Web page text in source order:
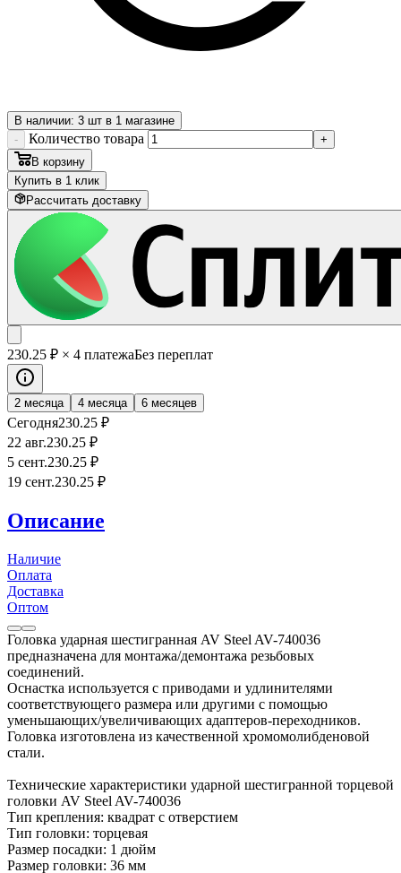
В наличии: 3 шт в 1 магазине
-
Количество товара
+
В корзину
Купить в 1 клик
Рассчитать доставку
230.25 ₽ × 4 платежаБез переплат
2 месяца 4 месяца 6 месяцев
Сегодня230.25 ₽
22 авг.230.25 ₽
5 сент.230.25 ₽
19 сент.230.25 ₽
Описание
Наличие
Оплата
Доставка
Оптом
Головка ударная шестигранная AV Steel AV-740036
предназначена для монтажа/демонтажа резьбовых
соединений.
Оснастка используется с приводами и удлинителями
соответствующего размера или другими с помощью
уменьшающих/увеличивающих адаптеров-переходников.
Головка изготовлена из качественной хромомолибденовой
стали.
Технические характеристики ударной шестигранной торцевой
головки AV Steel AV-740036
Тип крепления: квадрат с отверстием
Тип головки: торцевая
Размер посадки: 1 дюйм
Размер головки: 36 мм